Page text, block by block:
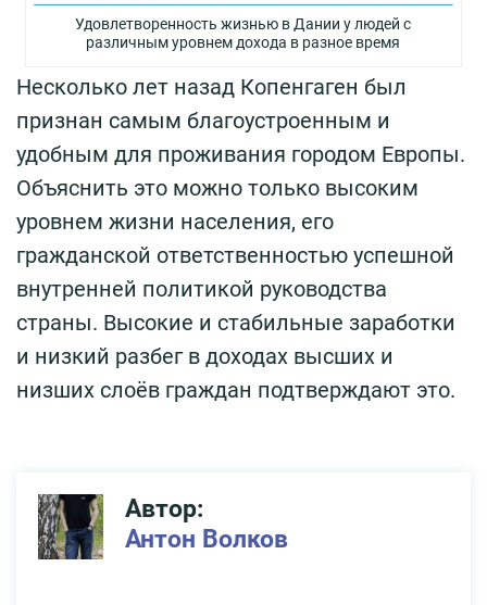
Удовлетворенность жизнью в Дании у людей с
различным уровнем дохода в разное время
Несколько лет назад Копенгаген был
признан самым благоустроенным и
удобным для проживания городом Европы.
Объяснить это можно только высоким
уровнем жизни населения, его
гражданской ответственностью успешной
внутренней политикой руководства
страны. Высокие и стабильные заработки
и низкий разбег в доходах высших и
низших слоёв граждан подтверждают это.
Автор:
Антон Волков